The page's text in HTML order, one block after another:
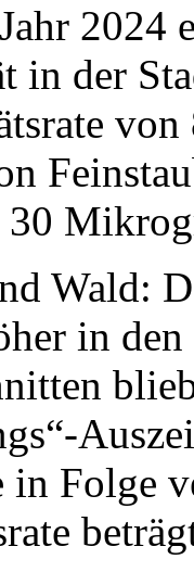
2024
in der
30
Wald:
in
in Folge